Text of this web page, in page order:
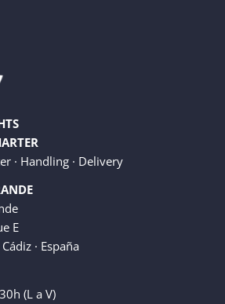
· Handling · Delivery
E
· España
(L a V)